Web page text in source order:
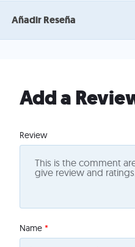
Añadir Reseña
Add a
Review
Name *